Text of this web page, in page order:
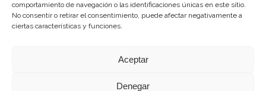
comportamiento de navegación o las identificaciones únicas en este sitio.
No consentir o retirar el consentimiento, puede afectar negativamente a
ciertas características y funciones.
Aceptar
Denegar
Calidad Agroalimentaria